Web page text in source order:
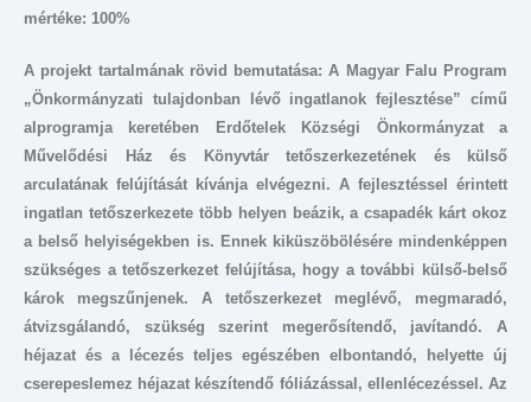
mértéke: 100%
A projekt tartalmának rövid bemutatása: A Magyar Falu Program
„Önkormányzati tulajdonban lévő ingatlanok fejlesztése” című
alprogramja keretében Erdőtelek Községi Önkormányzat a
Művelődési Ház és Könyvtár tetőszerkezetének és külső
arculatának felújítását kívánja elvégezni. A fejlesztéssel érintett
ingatlan tetőszerkezete több helyen beázik, a csapadék kárt okoz
a belső helyiségekben is. Ennek kiküszöbölésére mindenképpen
szükséges a tetőszerkezet felújítása, hogy a további külső-belső
károk megszűnjenek. A tetőszerkezet meglévő, megmaradó,
átvizsgálandó, szükség szerint megerősítendő, javítandó. A
héjazat és a lécezés teljes egészében elbontandó, helyette új
cserepeslemez héjazat készítendő fóliázással, ellenlécezéssel. Az